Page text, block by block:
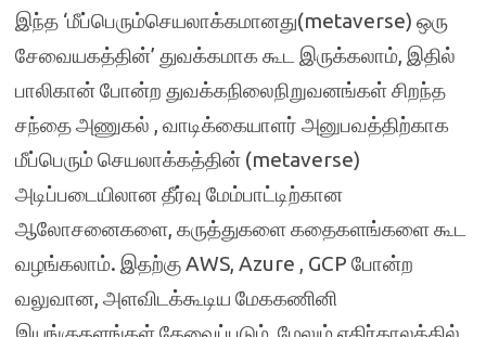
இந்த ‘மீப்பெரும்செயலாக்கமானது(metaverse) ஒரு
சேவையகத்தின்’ துவக்கமாக கூட இருக்கலாம், இதில்
பாலிகான் போன்ற துவக்கநிலைநிறுவனங்கள் சிறந்த
சந்தை அணுகல் , வாடிக்கையாளர் அனுபவத்திற்காக
மீப்பெரும் செயலாக்கத்தின் (metaverse)
அடிப்படையிலான தீர்வு மேம்பாட்டிற்கான
ஆலோசனைகளை, கருத்துகளை கதைகளங்களை கூட
வழங்கலாம். இதற்கு AWS, Azure , GCP போன்ற
வலுவான, அளவிடக்கூடிய மேககணினி